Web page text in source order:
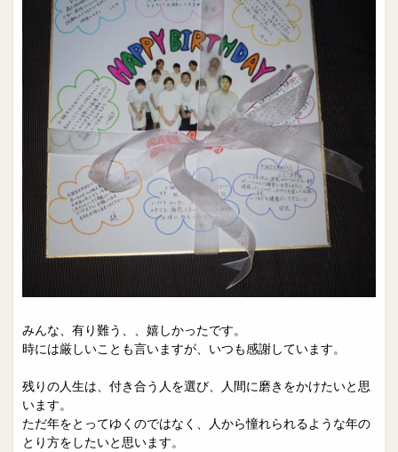
みんな、有り難う、、嬉しかったです。
時には厳しいことも言いますが、いつも感謝しています。
残りの人生は、付き合う人を選び、人間に磨きをかけたいと思
います。
ただ年をとってゆくのではなく、人から憧れられるような年の
とり方をしたいと思います。